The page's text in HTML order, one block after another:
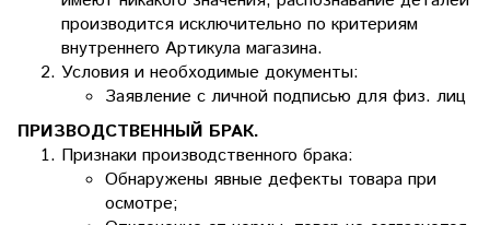
производится исключительно по критериям
внутреннего Артикула магазина.
Условия и необходимые документы:
Заявление с личной подписью для физ. лиц
ПРИЗВОДСТВЕННЫЙ БРАК.
Признаки производственного брака:
Обнаружены явные дефекты товара при
осмотре;